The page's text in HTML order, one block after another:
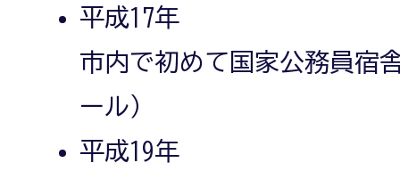
平成17年
市内で初めて国家公務員宿
ール）
平成19年